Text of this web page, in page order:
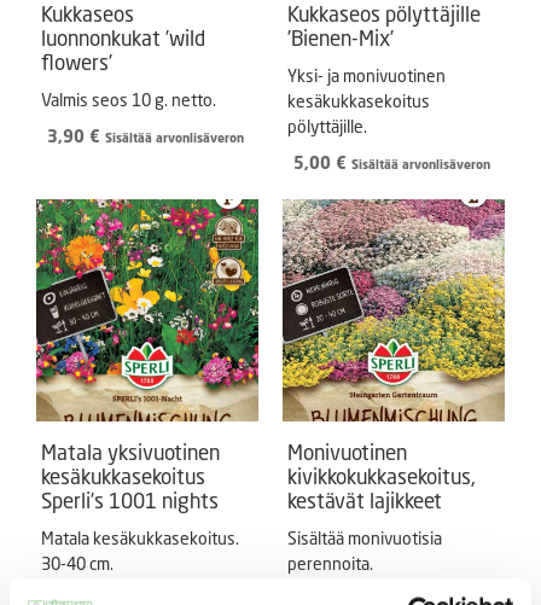
Kukkaseos
luonnonkukat ’wild
flowers’
Valmis seos 10 g. netto.
3,90 € Sisältää arvonlisäveron
Kukkaseos pölyttäjille
’Bienen-Mix’
Yksi- ja monivuotinen
kesäkukkasekoitus
pölyttäjille.
5,00 € Sisältää arvonlisäveron
Matala yksivuotinen
kesäkukkasekoitus
Sperli’s 1001 nights
Matala kesäkukkasekoitus.
30-40 cm.
6,00€
Monivuotinen
kivikkokukkasekoitus,
kestävät lajikkeet
Sisältää monivuotisia
perennoita.
Sisältää arvonlisäveron